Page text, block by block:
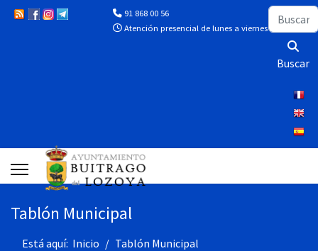
91 868 00 56
Atención presencial de lunes a viernes de 10:00 a
Buscar
Buscar
Tablón Municipal
Está aquí: Inicio
Tablón Municipal